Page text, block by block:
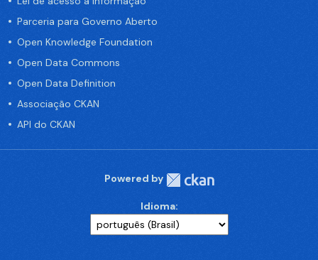
Parceria para Governo Aberto
Open Knowledge Foundation
Open Data Commons
Open Data Definition
Associação CKAN
API do CKAN
Powered by
Idioma